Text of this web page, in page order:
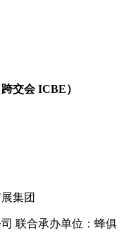
交会 ICBE）
集团
联合承办单位：蜂俱